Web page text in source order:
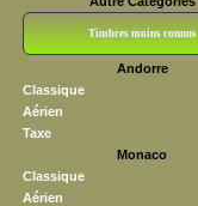
Timbres moins connus
Andorre
Classique
Aérien
Taxe
Monaco
Classique
Aérien